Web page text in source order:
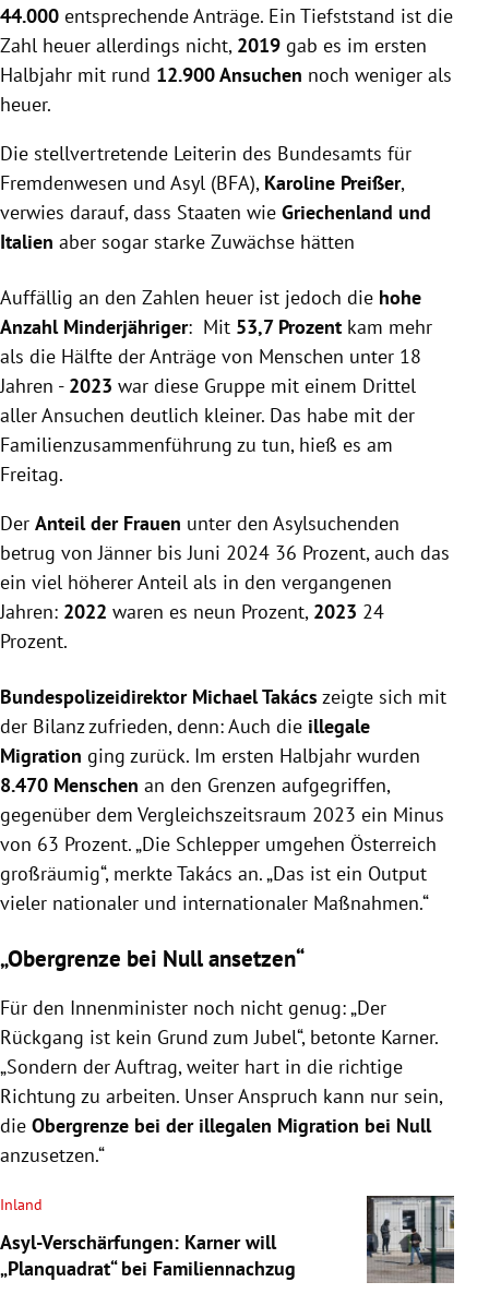
44.000 entsprechende Anträge. Ein Tiefststand ist die
Zahl heuer allerdings nicht, 2019 gab es im ersten
Halbjahr mit rund 12.900 Ansuchen noch weniger als
heuer.
Die stellvertretende Leiterin des Bundesamts für
Fremdenwesen und Asyl (BFA), Karoline Preißer,
verwies darauf, dass Staaten wie Griechenland und
Italien aber sogar starke Zuwächse hätten
Auffällig an den Zahlen heuer ist jedoch die hohe
Anzahl Minderjähriger: Mit 53,7 Prozent kam mehr
als die Hälfte der Anträge von Menschen unter 18
Jahren - 2023 war diese Gruppe mit einem Drittel
aller Ansuchen deutlich kleiner. Das habe mit der
Familienzusammenführung zu tun, hieß es am
Freitag.
Der Anteil der Frauen unter den Asylsuchenden
betrug von Jänner bis Juni 2024 36 Prozent, auch das
ein viel höherer Anteil als in den vergangenen
Jahren: 2022 waren es neun Prozent, 2023 24
Prozent.
Bundespolizeidirektor MichaelTakács zeigte sich mit
der Bilanz zufrieden, denn: Auch die illegale
Migration ging zurück. Im ersten Halbjahr wurden
8.470 Menschen an den Grenzen aufgegriffen,
gegenüber dem Vergleichszeitsraum 2023 ein Minus
von 63 Prozent. „Die Schlepper umgehen Österreich
großräumig“, merkte Takács an. „Das ist ein Output
vieler nationaler und internationaler Maßnahmen.“
„Obergrenze bei Null ansetzen“
Für den Innenminister noch nicht genug: „Der
Rückgang ist kein Grund zum Jubel“, betonte Karner.
„Sondern der Auftrag, weiter hart in die richtige
Richtung zu arbeiten. Unser Anspruch kann nur sein,
die Obergrenze bei der illegalen Migration bei Null
anzusetzen.“
Inland
Asyl-Verschärfungen: Karner will
„Planquadrat“ bei Familiennachzug